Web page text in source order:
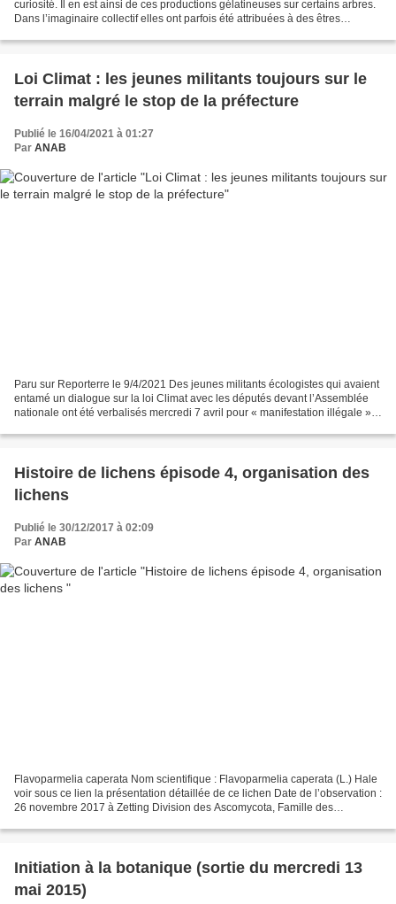
curiosité. Il en est ainsi de ces productions gélatineuses sur certains arbres.
Dans l’imaginaire collectif elles ont parfois été attribuées à des êtres
Loi Climat : les jeunes militants toujours sur le
terrain malgré le stop de la préfecture
Publié le 16/04/2021 à 01:27
Par ANAB
Paru sur Reporterre le 9/4/2021 Des jeunes militants écologistes qui avaient
entamé un dialogue sur la loi Climat avec les députés devant l’Assemblée
nationale ont été verbalisés mercredi 7 avril pour « manifestation illégale ».
Histoire de lichens épisode 4, organisation des
lichens
Publié le 30/12/2017 à 02:09
Par ANAB
Flavoparmelia caperata Nom scientifique : Flavoparmelia caperata (L.) Hale
voir sous ce lien la présentation détaillée de ce lichen Date de l’observation :
26 novembre 2017 à Zetting Division des Ascomycota, Famille des
Initiation à la botanique (sortie du mercredi 13
mai 2015)